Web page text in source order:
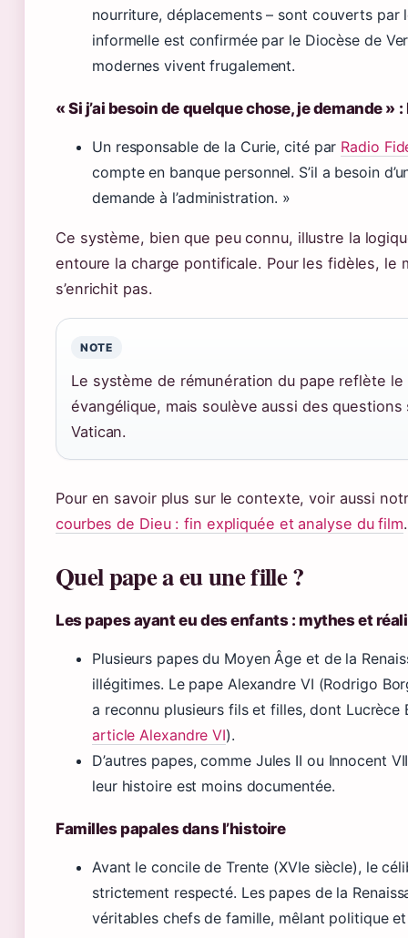
nourriture, déplacements – sont couverts par
informelle est confirmée par le Diocèse de
modernes vivent frugalement.
« Si j’ai besoin de quelque chose, je demande »
Un responsable de la Curie, cité par Radio
compte en banque personnel. S’il a besoin
demande à l’administration. »
Ce système, bien que peu connu, illustre la
entoure la charge pontificale. Pour les fidèles, le
s’enrichit pas.
NOTE
Le système de rémunération du pape reflète
évangélique, mais soulève aussi des
Vatican.
Pour en savoir plus sur le contexte, voir aussi
courbes de Dieu : fin expliquée et analyse du film.
Quel pape a eu une fille ?
Les papes ayant eu des enfants : mythes et
Plusieurs papes du Moyen Âge et de la
illégitimes. Le pape Alexandre VI (Rodrigo
a reconnu plusieurs fils et filles, dont Lucrèce
article Alexandre VI).
D’autres papes, comme Jules II ou Innocent
leur histoire est moins documentée.
Familles papales dans l’histoire
Avant le concile de Trente (XVIe siècle), le
strictement respecté. Les papes de la
véritables chefs de famille, mêlant politique